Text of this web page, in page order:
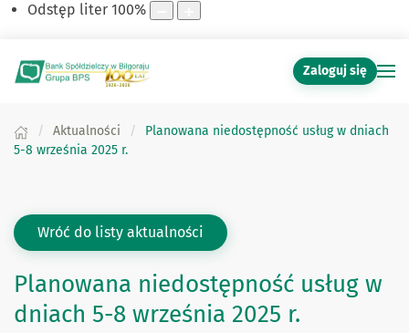
Odstęp liter 100%
Zaloguj się
Aktualności
Planowana niedostępność usług w dniach
5-8 września 2025 r.
Wróć do listy aktualności
Planowana niedostępność usług w
dniach 5-8 września 2025 r.